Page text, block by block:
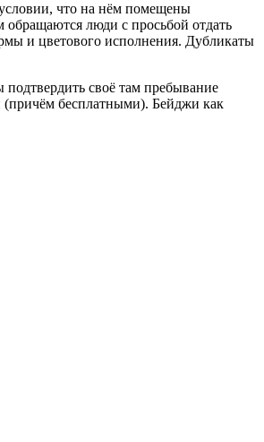
что на нём помещены
обращаются люди с просьбой отдать
и цветового исполнения. Дубликаты
своё там пребывание
(причём бесплатными). Бейджи как